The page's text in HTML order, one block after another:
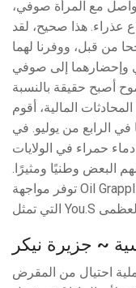
مع المرأة صوفي،
عذراء. هذا صحيح، لقد
من قبل، ووفرنا لهما
وإحضارهما إلى صوفي
أصبح حقيقة بالنسبة
المالية، أقوم
في الرابع من يوليو. في
حمراء في الولايات
البعض وطنيًا ومثيرًا.
توفر مواجهة Oil Grappling الخاصة بنا للسيدات لوحة المظهر
~ جزيرة نيكر
احتيال من المقرض